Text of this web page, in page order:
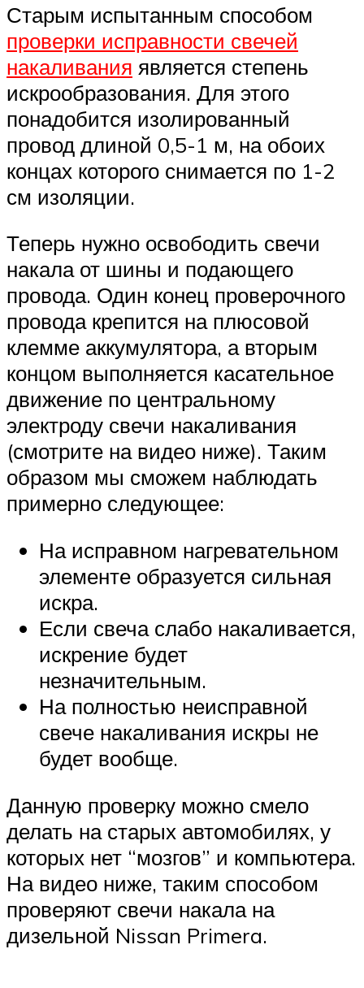
Старым испытанным способом
проверки исправности свечей
накаливания является степень
искрообразования. Для этого
понадобится изолированный
провод длиной 0,5-1 м, на обоих
концах которого снимается по 1-2
см изоляции.
Теперь нужно освободить свечи
накала от шины и подающего
провода. Один конец проверочного
провода крепится на плюсовой
клемме аккумулятора, а вторым
концом выполняется касательное
движение по центральному
электроду свечи накаливания
(смотрите на видео ниже). Таким
образом мы сможем наблюдать
примерно следующее:
На исправном нагревательном
элементе образуется сильная
искра.
Если свеча слабо накаливается,
искрение будет
незначительным.
На полностью неисправной
свече накаливания искры не
будет вообще.
Данную проверку можно смело
делать на старых автомобилях, у
которых нет “мозгов” и компьютера.
На видео ниже, таким способом
проверяют свечи накала на
дизельной Nissan Primera.